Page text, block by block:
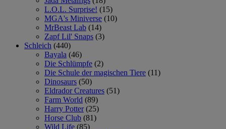
L.O.L. Surprise! (15)
MGA's Miniverse (10)
MrBeast Lab (14)
Zapf Lil' Snaps (3)
Schleich (440)
Bayala (46)
Die Schlümpfe (2)
Die Schule der magischen Tiere (11)
Dinosaurs (50)
Eldrador Creatures (51)
Farm World (89)
Harry Potter (25)
Horse Club (81)
Wild Life (85)